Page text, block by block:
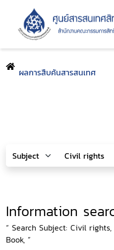
ผลการสืบค้นสารสนเทศ
Information
“ Search Subject: Civil
Book, ”